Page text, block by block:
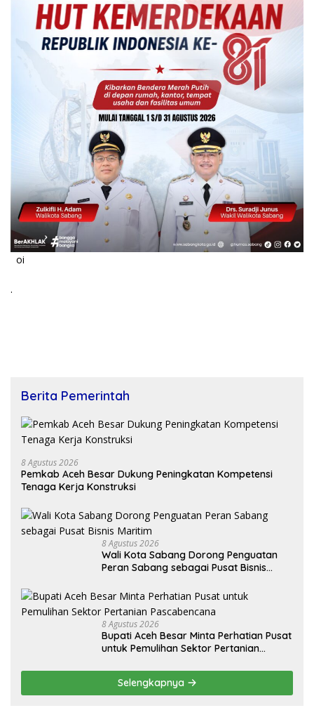
oi
.
Berita Pemerintah
8 Agustus 2026
Pemkab Aceh Besar Dukung Peningkatan Kompetensi
Tenaga Kerja Konstruksi
8 Agustus 2026
Wali Kota Sabang Dorong Penguatan
Peran Sabang sebagai Pusat Bisnis
8 Agustus 2026
Bupati Aceh Besar Minta Perhatian Pusat
untuk Pemulihan Sektor Pertanian
Selengkapnya